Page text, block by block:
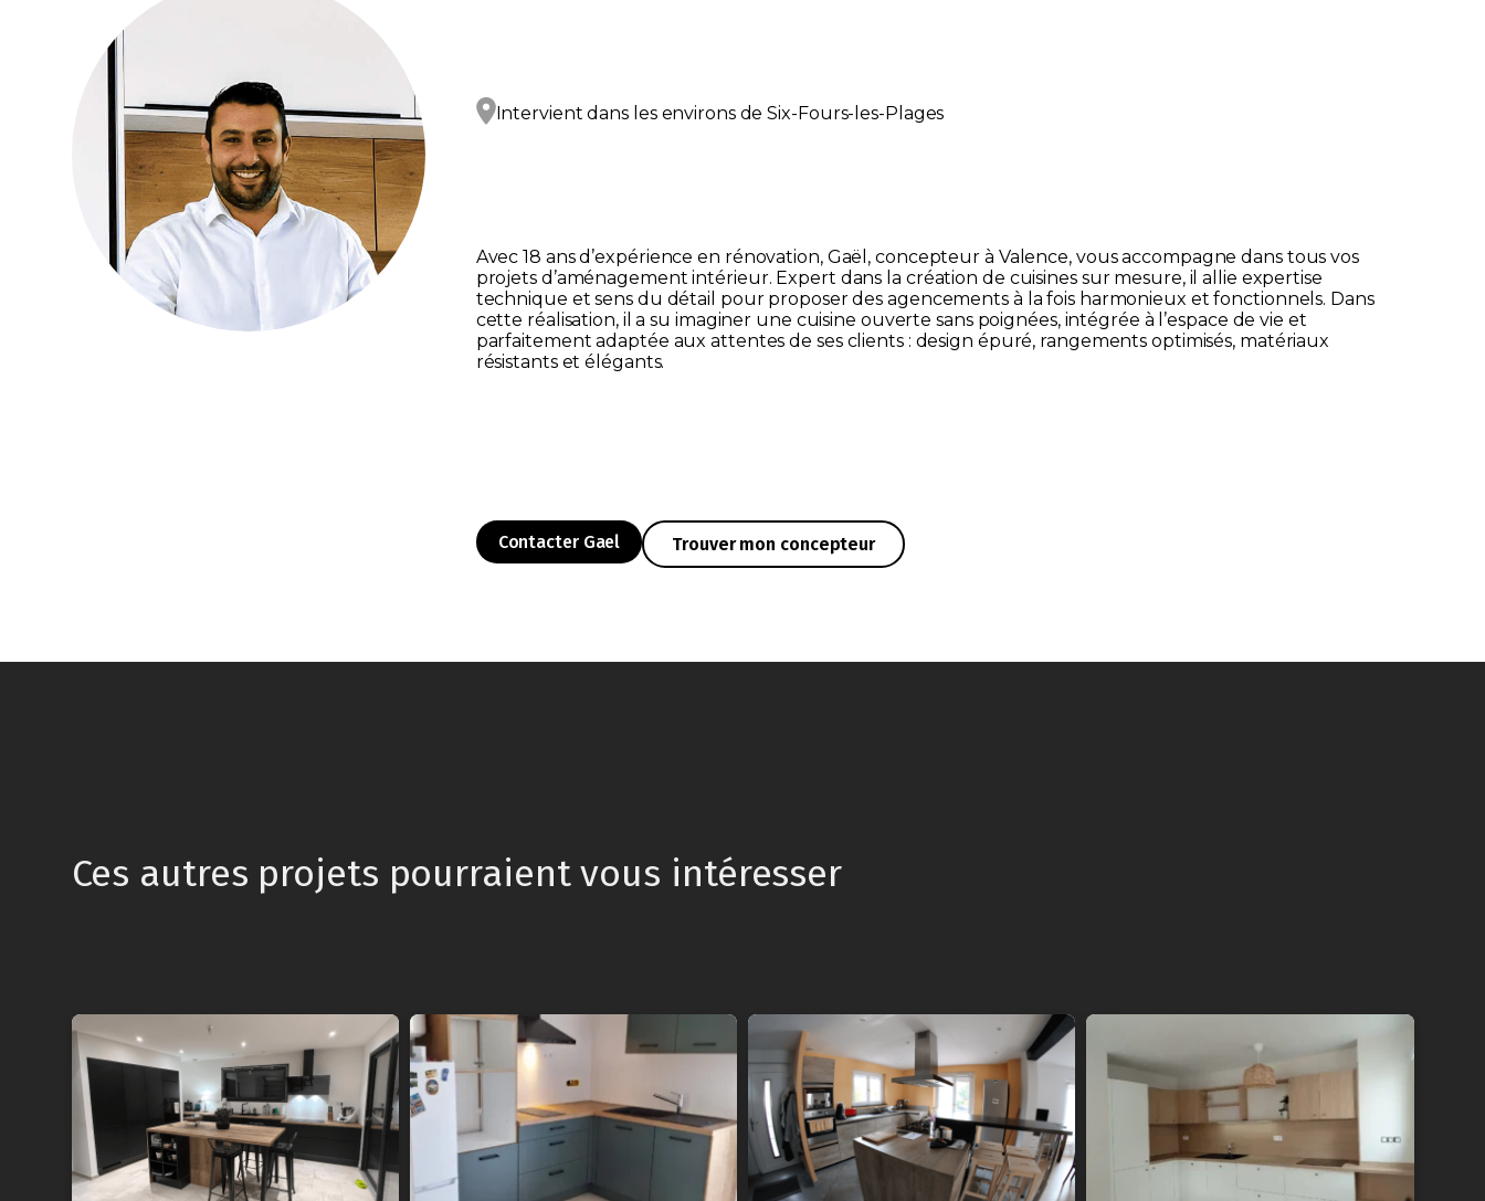
Intervient dans les environs deSix-Fours-les-Plages
Avec 18 ans d’expérience en rénovation, Gaël, concepteur à Valence, vous accompagne dans tous vos
projets d’aménagement intérieur. Expert dans la création de cuisines sur mesure, il allie expertise
technique et sens du détail pour proposer des agencements à la fois harmonieux et fonctionnels. Dans
cette réalisation, il a su imaginer une cuisine ouverte sans poignées, intégrée à l’espace de vie et
parfaitement adaptée aux attentes de ses clients : design épuré, rangements optimisés, matériaux
résistants et élégants.
Contacter Gael Trouver mon concepteur
Ces autres projets pourraient vous intéresser